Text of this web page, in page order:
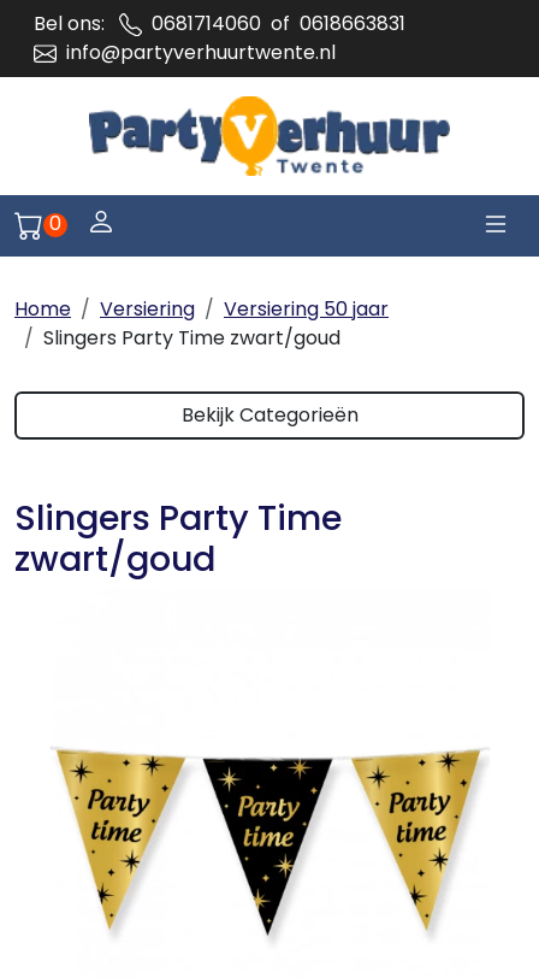
Bel ons: 0681714060 of 0618663831
info@partyverhuurtwente.nl
Naar winkelwagen pagina
0 Log je in of meld je aan
Home Versiering
Versiering 50 jaar
Slingers Party Time zwart/goud
Bekijk Categorieën
Slingers Party Time
zwart/goud